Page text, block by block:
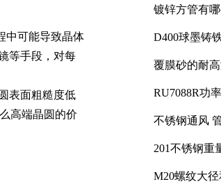
中可能导致晶体
等手段，对每
表面粗糙度低
高端晶圆的价
镀锌方管有
D400球墨铸
覆膜砂的耐
RU7088R功
不锈钢通风
201不锈钢重
M20螺纹大